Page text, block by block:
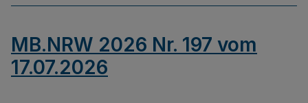
MB.NRW 2026 Nr. 197 vom
17.07.2026